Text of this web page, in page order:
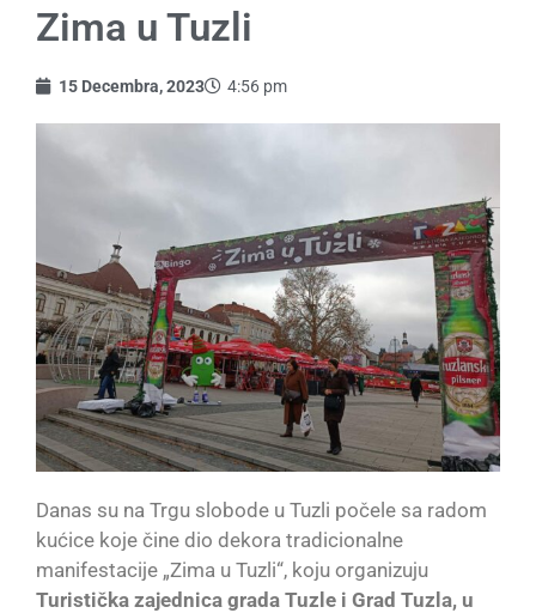
Zima u Tuzli
15 Decembra, 2023 4:56 pm
Danas su na Trgu slobode u Tuzli počele sa radom
kućice koje čine dio dekora tradicionalne
manifestacije „Zima u Tuzli“, koju organizuju
Turistička zajednica grada Tuzle i Grad Tuzla, u